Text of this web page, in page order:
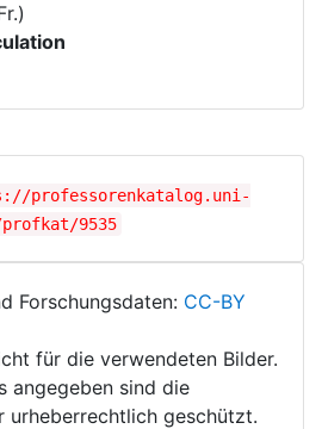
professorenkatalog.uni-
profkat/9535
Forschungsdaten: CC-BY
für die verwendeten Bilder.
angegeben sind die
urheberrechtlich geschützt.